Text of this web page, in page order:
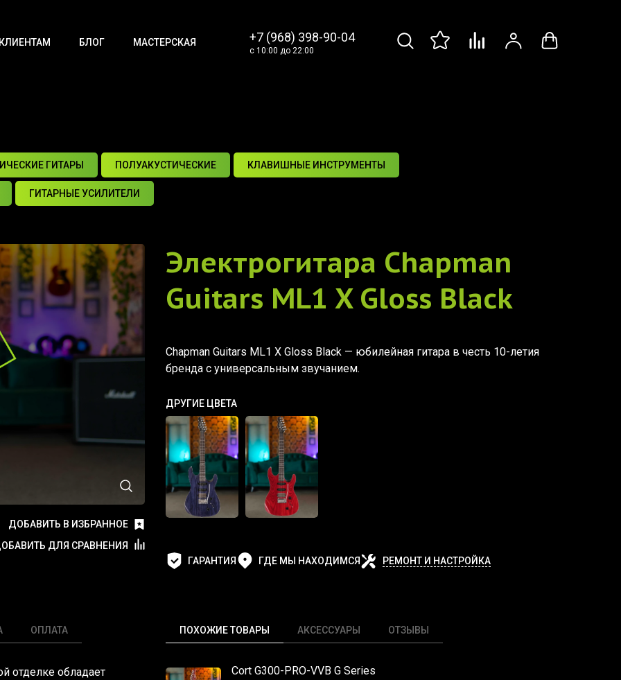
БЛОГ МАСТЕРСКАЯ +7 (968) 398-90-04
с 10:00 до 22:00
ГИТАРЫ ПОЛУАКУСТИЧЕСКИЕ КЛАВИШНЫЕ ИНСТРУМЕНТЫ
ГИТАРНЫЕ УСИЛИТЕЛИ
ДОБАВИТЬ В ИЗБРАННОЕ
ДЛЯ СРАВНЕНИЯ
Электрогитара Chapman
Guitars ML1 X Gloss Black
Chapman Guitars ML1 X Gloss Black — юбилейная гитара в честь 10-летия
бренда с универсальным звучанием.
ДРУГИЕ ЦВЕТА
ГАРАНТИЯ ГДЕ МЫ НАХОДИМСЯ РЕМОНТ И НАСТРОЙКА
ОПЛАТА
отделке обладает
ПОХОЖИЕ ТОВАРЫ АКСЕССУАРЫ ОТЗЫВЫ
Cort G300-PRO-VVB G Series